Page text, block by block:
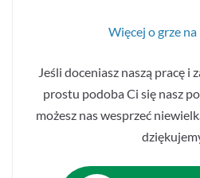
Więcej o grze
Jeśli doceniasz naszą pracę i
prostu podoba Ci się nasz
możesz nas wesprzeć